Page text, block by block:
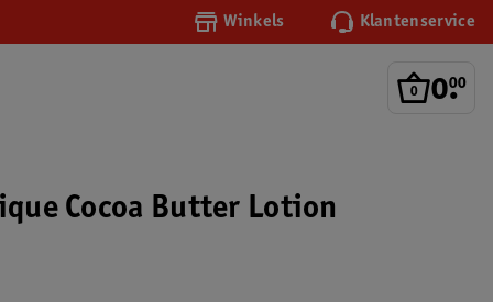
Winkels Klantenservice
0.
00
Cocoa Butter Lotion